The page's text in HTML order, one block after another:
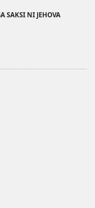
SAKSI NI JEHOVA